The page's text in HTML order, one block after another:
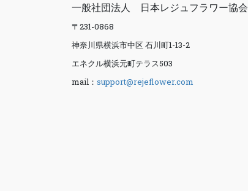
一般社団法人 日本レジュフラワー協会
〒231-0868
神奈川県横浜市中区 石川町1-13-2
エネクル横浜元町テラス503
mail： support@rejeflower.com